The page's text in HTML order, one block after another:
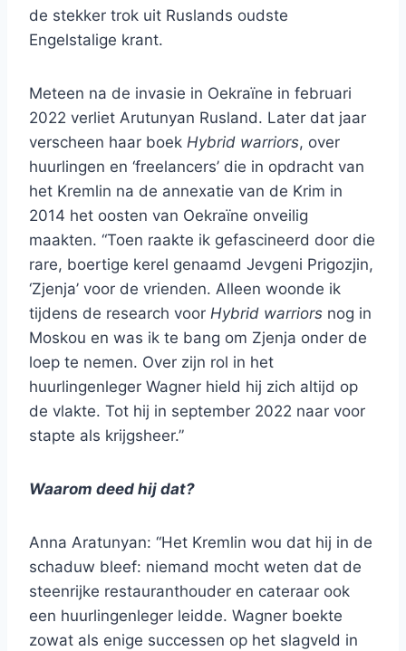
de stekker trok uit Ruslands oudste
Engelstalige krant.
Meteen na de invasie in Oekraïne in februari
2022 verliet Arutunyan Rusland. Later dat jaar
verscheen haar boek Hybrid warriors, over
huurlingen en ‘freelancers’ die in opdracht van
het Kremlin na de annexatie van de Krim in
2014 het oosten van Oekraïne onveilig
maakten. “Toen raakte ik gefascineerd door die
rare, boertige kerel genaamd Jevgeni Prigozjin,
‘Zjenja’ voor de vrienden. Alleen woonde ik
tijdens de research voor Hybrid warriors nog in
Moskou en was ik te bang om Zjenja onder de
loep te nemen. Over zijn rol in het
huurlingenleger Wagner hield hij zich altijd op
de vlakte. Tot hij in september 2022 naar voor
stapte als krijgsheer.”
Waarom deed hij dat?
Anna Aratunyan: “Het Kremlin wou dat hij in de
schaduw bleef: niemand mocht weten dat de
steenrijke restauranthouder en cateraar ook
een huurlingenleger leidde. Wagner boekte
zowat als enige successen op het slagveld in